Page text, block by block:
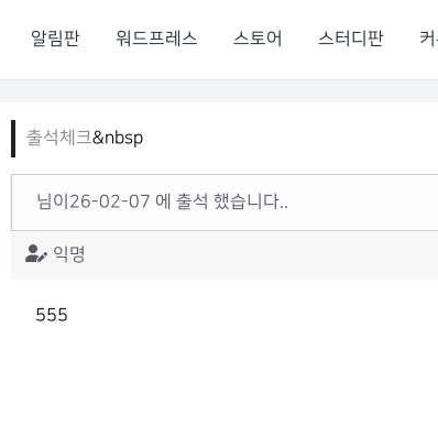
알림판 워드프레스 스토어 스터디판
출석체크&nbsp
님이26-02-07 에 출석 했습니다..
익명
555